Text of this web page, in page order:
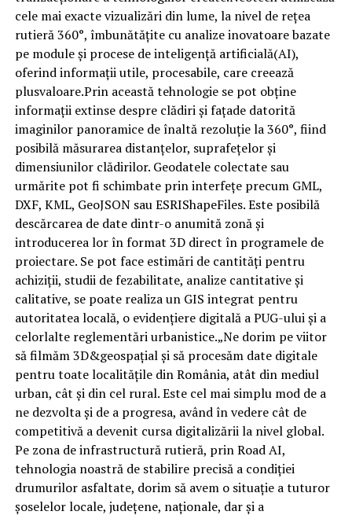
cele mai exacte vizualizări din lume, la nivel de rețea
rutieră 360°, îmbunătățite cu analize inovatoare bazate
pe module și procese de inteligență artificială(AI),
oferind informații utile, procesabile, care creează
plusvaloare.Prin această tehnologie se pot obține
informații extinse despre clădiri și fațade datorită
imaginilor panoramice de înaltă rezoluție la 360°, fiind
posibilă măsurarea distanțelor, suprafețelor și
dimensiunilor clădirilor. Geodatele colectate sau
urmărite pot fi schimbate prin interfețe precum GML,
DXF, KML, GeoJSON sau ESRIShapeFiles. Este posibilă
descărcarea de date dintr-o anumită zonă și
introducerea lor în format 3D direct în programele de
proiectare. Se pot face estimări de cantități pentru
achiziții, studii de fezabilitate, analize cantitative și
calitative, se poate realiza un GIS integrat pentru
autoritatea locală, o evidențiere digitală a PUG-ului și a
celorlalte reglementări urbanistice.„Ne dorim pe viitor
să filmăm 3D&geospațial și să procesăm date digitale
pentru toate localitățile din România, atât din mediul
urban, cât și din cel rural. Este cel mai simplu mod de a
ne dezvolta și de a progresa, având în vedere cât de
competitivă a devenit cursa digitalizării la nivel global.
Pe zona de infrastructură rutieră, prin Road AI,
tehnologia noastră de stabilire precisă a condiției
drumurilor asfaltate, dorim să avem o situație a tuturor
șoselelor locale, județene, naționale, dar și a